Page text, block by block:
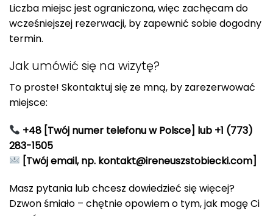
Liczba miejsc jest ograniczona, więc zachęcam do
wcześniejszej rezerwacji, by zapewnić sobie dogodny
termin.
Jak umówić się na wizytę?
To proste! Skontaktuj się ze mną, by zarezerwować
miejsce:
+48 [Twój numer telefonu w Polsce] lub +1 (773)
283-1505
[Twój email, np. kontakt@ireneuszstobiecki.com]
Masz pytania lub chcesz dowiedzieć się więcej?
Dzwon śmiało – chętnie opowiem o tym, jak mogę Ci